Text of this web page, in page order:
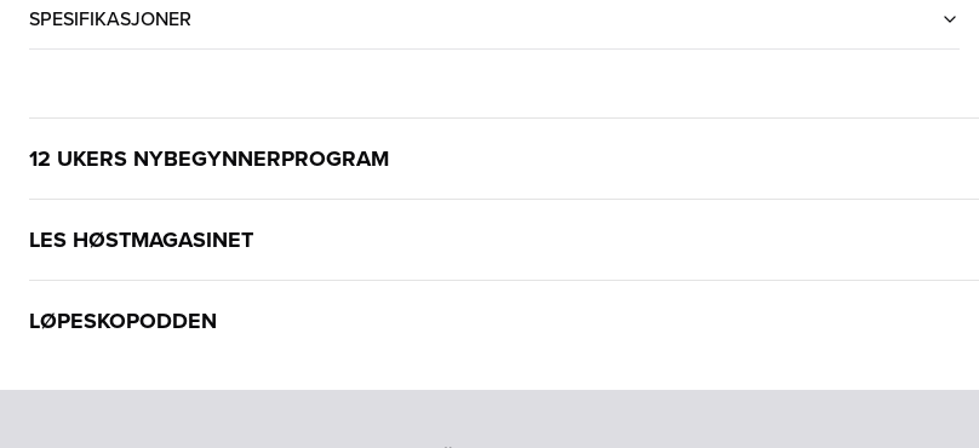
SPESIFIKASJONER
12 UKERS NYBEGYNNERPROGRAM
LES HØSTMAGASINET
LØPESKOPODDEN